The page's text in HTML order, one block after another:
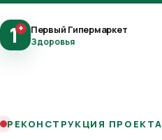
1+ Первый Гипермаркет
Здоровья
РЕКОНСТРУКЦИЯ ПРОЕКТА